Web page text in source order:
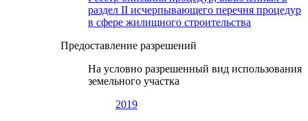
раздел II исчерпывающего перечня процедур
в сфере жилищного строительства
Предоставление разрешений
На условно разрешенный вид использования
земельного участка
2019